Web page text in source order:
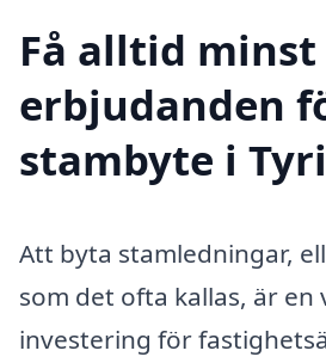
Få alltid minst
erbjudanden
stambyte i
Att byta stamledningar,
som det ofta kallas, är en
investering för